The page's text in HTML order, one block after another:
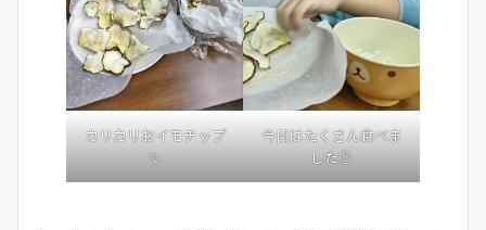
カリカリおイモチップ
🍠
今日はたくさん食べま
した😊